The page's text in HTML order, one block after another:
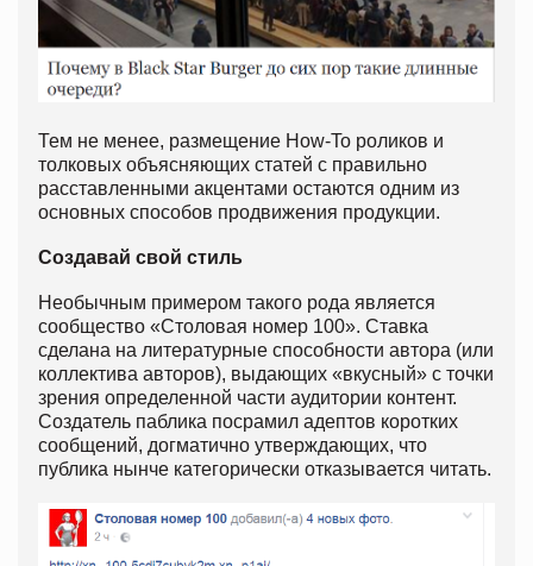
Тем не менее, размещение How-To роликов и
толковых объясняющих статей с правильно
расставленными акцентами остаются одним из
основных способов продвижения продукции.
Создавай свой стиль
Необычным примером такого рода является
сообщество «Столовая номер 100». Ставка
сделана на литературные способности автора (или
коллектива авторов), выдающих «вкусный» с точки
зрения определенной части аудитории контент.
Создатель паблика посрамил адептов коротких
сообщений, догматично утверждающих, что
публика нынче категорически отказывается читать.